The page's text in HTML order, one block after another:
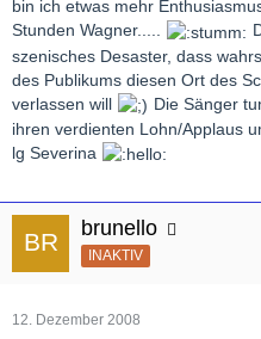
bin ich etwas mehr
Stunden Wagner.....
szenisches Desaster, dass
des Publikums diesen Ort des
verlassen will
Die Sänger
ihren verdienten Lohn/Applaus
lg Severina
brunello
INAKTIV
12. Dezember 2008